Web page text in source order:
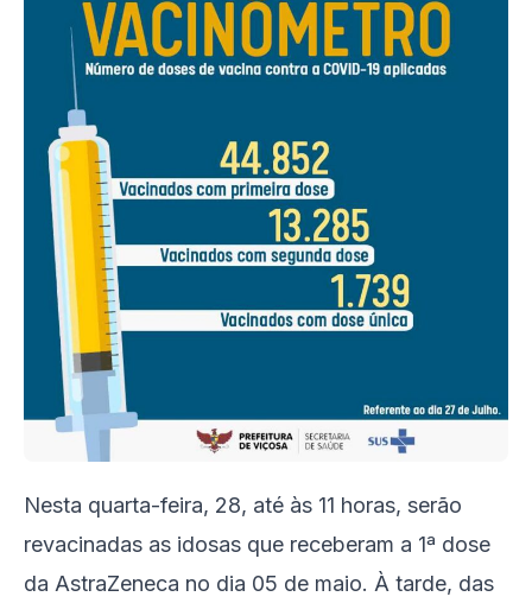
Nesta quarta-feira, 28, até às 11 horas, serão
revacinadas as idosas que receberam a 1ª dose
da AstraZeneca no dia 05 de maio. À tarde, das